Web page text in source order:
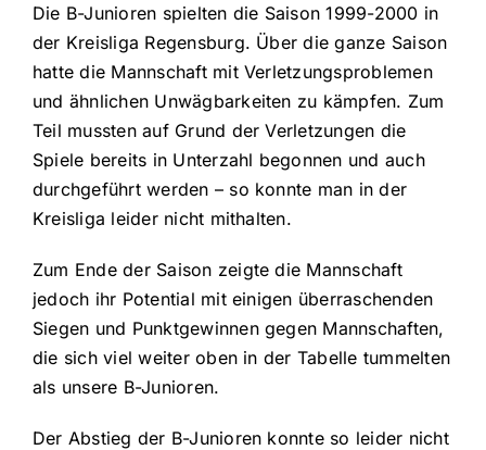
Die B-Junioren spielten die Saison 1999-2000 in
der Kreisliga Regensburg. Über die ganze Saison
hatte die Mannschaft mit Verletzungsproblemen
und ähnlichen Unwägbarkeiten zu kämpfen. Zum
Teil mussten auf Grund der Verletzungen die
Spiele bereits in Unterzahl begonnen und auch
durchgeführt werden – so konnte man in der
Kreisliga leider nicht mithalten.
Zum Ende der Saison zeigte die Mannschaft
jedoch ihr Potential mit einigen überraschenden
Siegen und Punktgewinnen gegen Mannschaften,
die sich viel weiter oben in der Tabelle tummelten
als unsere B-Junioren.
Der Abstieg der B-Junioren konnte so leider nicht